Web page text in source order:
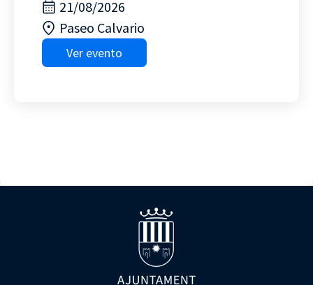
21/08/2026
Paseo Calvario
Ver evento